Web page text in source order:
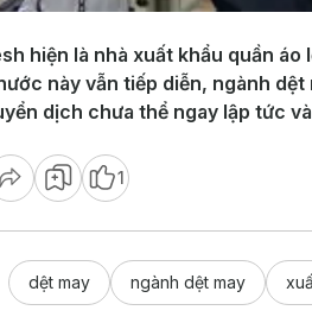
hiện là nhà xuất khẩu quần
này vẫn tiếp diễn, ngành
dịch chưa thể ngay lập tức
1
dệt may ngành dệt may